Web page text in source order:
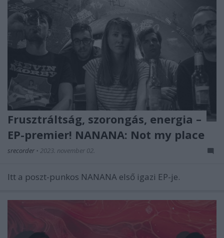
Frusztráltság, szorongás, energia –
EP-premier! NANANA: Not my place
srecorder • 2023. november 02.
Itt a poszt-punkos NANANA első igazi EP-je.